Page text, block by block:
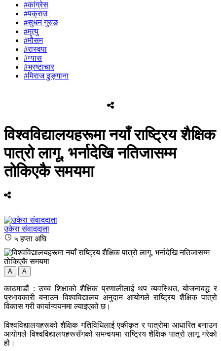
#कांग्रेस
#पक्राउ
#सुधन गुरुङ
#मृत्यु
#मौसम
#रास्वपा
#ग्यास
#भ्रष्टाचार
#मिराज ढुङ्गाना
विश्वविद्यालयहरूमा नयाँ राष्ट्रिय शैक्षिक
पात्रो लागू, भर्नादेखि नतिजासम्म
तोकिएकै समयमा
उकेरा संवाददाता
५ हप्ता अघि
A A
काठमाडौं : उच्च शिक्षाको शैक्षिक प्रणालीलाई थप व्यवस्थित, योजनाबद्ध र
प्रभावकारी बनाउन विश्वविद्यालय अनुदान आयोगले राष्ट्रिय शैक्षिक पात्रो
विकास गरी कार्यान्वयनमा ल्याइएको छ।
विश्वविद्यालयहरूको शैक्षिक गतिविधिलाई एकीकृत र पात्रोमा आधारित बनाउन
आयोगले विश्वविद्यालयहरूसँगको समन्वयमा राष्ट्रिय शैक्षिक पात्रो लागू गरेको
हो।